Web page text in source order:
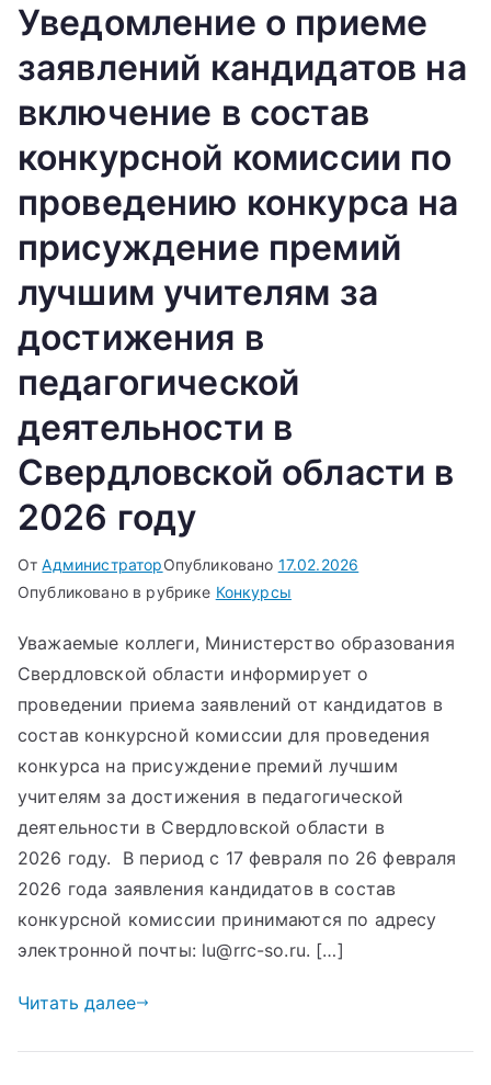
Уведомление о приеме
заявлений кандидатов на
включение в состав
конкурсной комиссии по
проведению конкурса на
присуждение премий
лучшим учителям за
достижения в
педагогической
деятельности в
Свердловской области в
2026 году
ОтАдминистраторОпубликовано 17.02.2026
Опубликовано в рубрике Конкурсы
Уважаемые коллеги, Министерство образования
Свердловской области информирует о
проведении приема заявлений от кандидатов в
состав конкурсной комиссии для проведения
конкурса на присуждение премий лучшим
учителям за достижения в педагогической
деятельности в Свердловской области в
2026 году. В период с 17 февраля по 26 февраля
2026 года заявления кандидатов в состав
конкурсной комиссии принимаются по адресу
электронной почты: lu@rrc-so.ru. […]
Читать далее